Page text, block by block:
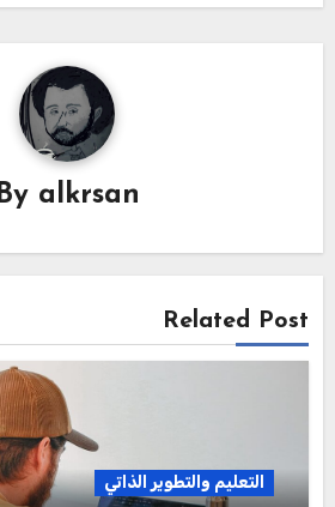
By alkrsan
Related Post
التعليم والتطوير الذاتي